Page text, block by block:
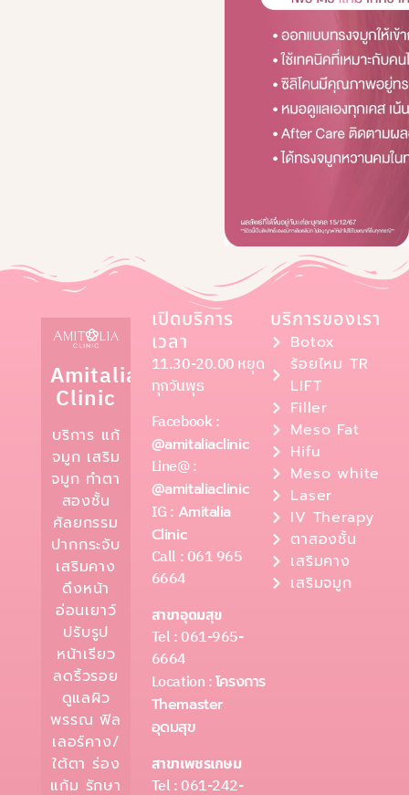
Amitalia
Clinic
บริการ แก้
จมูก เสริม
จมูก ทำตา
สองชั้น
ศัลยกรรม
ปากกระจับ
เสริมคาง
ดึงหน้า
อ่อนเยาว์
ปรับรูป
หน้าเรียว
ลดริ้วรอย
ดูแลผิว
พรรณ ฟิล
เลอร์คาง/
ใต้ตา ร่อง
แก้ม รักษา
เปิดบริการ
เวลา
11.30-20.00 หยุด
ทุกวันพุธ
Facebook :
@amitaliaclinic
Line@ :
@amitaliaclinic
IG : Amitalia
Clinic
Call : 061 965
6664
สาขาอุดมสุข
Tel : 061-965-
6664
Location :โครงการ
Themaster
อุดมสุข
สาขาเพชรเกษม
Tel : 061-242-
บริการของเรา
Botox
ร้อยไหม TR
LIFT
Filler
Meso Fat
Hifu
Meso white
Laser
IV Therapy
ตาสองชั้น
เสริมคาง
เสริมจมูก